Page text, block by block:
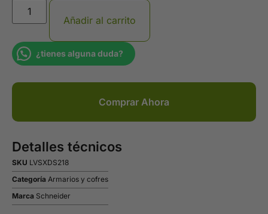
Añadir al carrito
¿tienes alguna duda?
Comprar Ahora
Detalles técnicos
SKU LVSXDS218
Categoría Armarios y cofres
Marca Schneider